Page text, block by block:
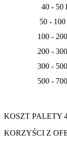
40 - 50
50 -
100 -
200 -
300 -
500 -
KOSZT PALETY
KORZYŚCI Z